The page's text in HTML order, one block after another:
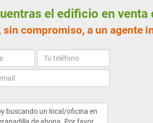
el edificio en
sin compromiso, a un